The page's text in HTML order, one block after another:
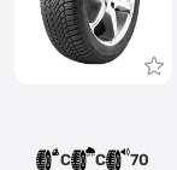
C C 70